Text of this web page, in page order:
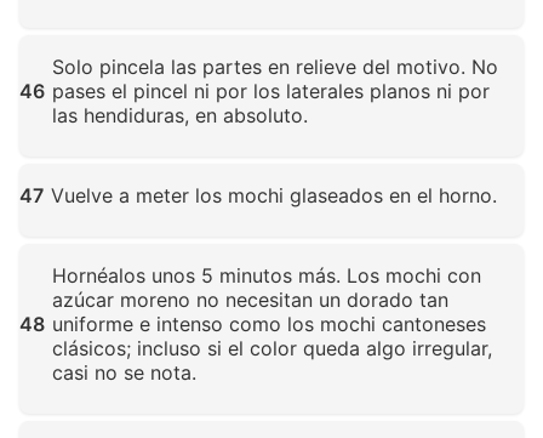
46
Solo pincela las partes en relieve del motivo. No
pases el pincel ni por los laterales planos ni por
las hendiduras, en absoluto.
47 Vuelve a meter los mochi glaseados en el horno.
48
Hornéalos unos 5 minutos más. Los mochi con
azúcar moreno no necesitan un dorado tan
uniforme e intenso como los mochi cantoneses
clásicos; incluso si el color queda algo irregular,
casi no se nota.